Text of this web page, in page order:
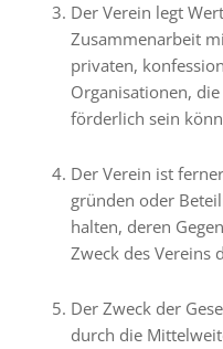
Der Verein legt
Zusammenarbeit
privaten,
Organisationen,
förderlich sein
Der Verein ist
gründen oder
halten, deren
Zweck des Vereins
Der Zweck der
durch die